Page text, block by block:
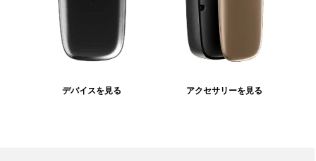
デバイスを見る アクセサリーを見る